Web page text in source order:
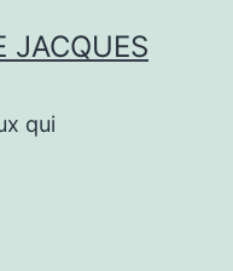
JACQUES
qui